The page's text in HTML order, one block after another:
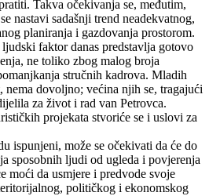
Takva očekivanja se, međutim,
nastavi sadašnji trend neadekvatnog,
planiranja i gazdovanja prostorom.
faktor danas predstavlja gotovo
ne toliko zbog malog broja
stručnih kadrova. Mladih
nema dovoljno; većina njih se, tragajući
za život i rad van Petrovca.
projekata stvoriće se i uslovi za
ispunjeni, može se očekivati da će do
sposobnih ljudi od ugleda i povjerenja
moći da usmjere i predvode svoje
političkog i ekonomskog